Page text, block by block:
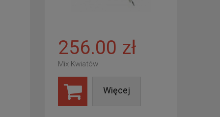
256.00 zł
Mix Kwiatów
Więcej